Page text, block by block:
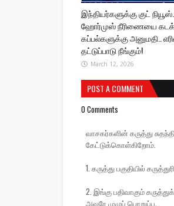
இந்தியர்களுக்கு குட் நியூஸ்...
ஹோர்முஸ் நீரிணையை
கப்பல்களுக்கு அனுமதி..
தட்டுப்பாடு நீங்கும்!
March 12, 2026
POST A COMMENT
0 Comments
வாசகர்களின் கருத்து
கேட்டுக்கொள்கிறோம்.
1. கருத்து பகுதியில்
2. இங்கு பதிவாகும்
அவரே முழுப் பொறுப்பு.